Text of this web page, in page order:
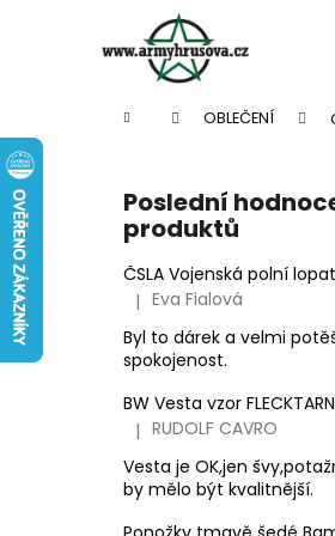
Domů OBLEČENÍ
Poslední
produktů
ČSLA Vojenská polní
Hodnocení produktu je 5
| Eva Fialová
Byl to dárek a velmi
spokojenost.
BW Vesta vzor FLECKTARN
Hodnocení produktu je 3
| RUDOLF CAVRO
Vesta je OK,jen
by mělo být kvalitnější.
k
Zpět
Zpět